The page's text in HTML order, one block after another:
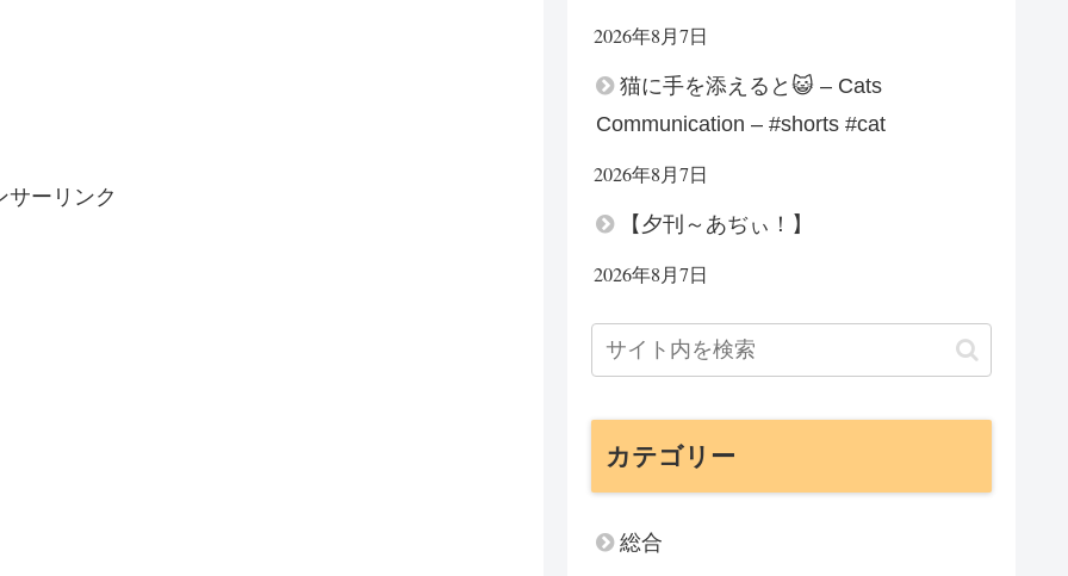
サーリンク
2026年8月7日
猫に手を添えると😺 – Cats
Communication – #shorts #cat
2026年8月7日
【夕刊～あぢぃ！】
2026年8月7日
カテゴリー
総合